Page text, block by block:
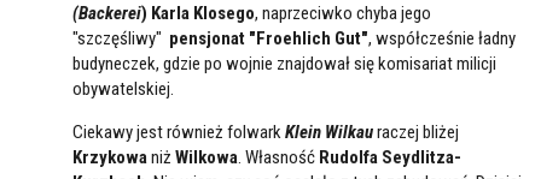
(Backerei) Karla Klosego, naprzeciwko chyba jego
"szczęśliwy" pensjonat "Froehlich Gut", współcześnie ładny
budyneczek, gdzie po wojnie znajdował się komisariat milicji
obywatelskiej.
Ciekawy jest również folwarkKlein Wilkauraczej bliżej
Krzykowaniż Wilkowa. Własność Rudolfa Seydlitza-